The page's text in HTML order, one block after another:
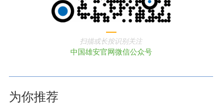
扫描或长按识别关注
中国雄安官网微信公众号
为你推荐